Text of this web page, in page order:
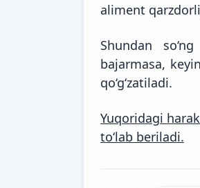
aliment
Shundan
bajarmasa,
qo‘g‘zatiladi.
Yuqoridagi
to‘lab beriladi.